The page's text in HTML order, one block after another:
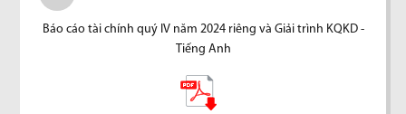
Báo cáo tài chính quý IV năm 2024 riêng và Giải trình KQKD -
Tiếng Anh